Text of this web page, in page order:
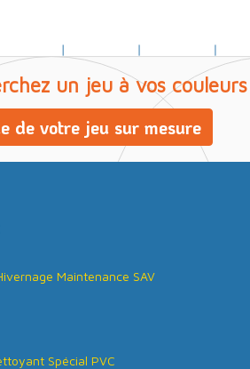
un jeu à vos
de votre jeu sur mesure
Maintenance SAV
Spécial PVC